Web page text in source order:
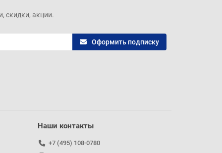
скидки, акции.
Оформить подписку
Наши контакты
+7 (495) 108-0780